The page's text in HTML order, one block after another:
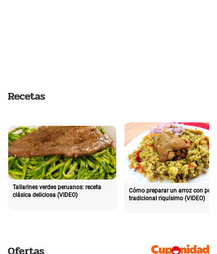
Recetas
Tallarines verdes peruanos: receta
clásica deliciosa (VIDEO)
Cómo preparar un arroz con pollo
tradicional riquísimo (VIDEO)